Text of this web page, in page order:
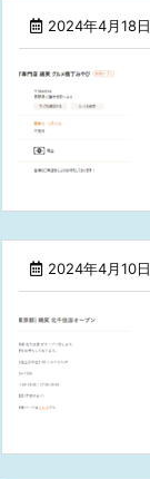
2024年4月18日
2024年4月10日